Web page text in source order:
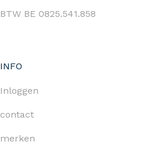
BTW BE 0825.541.858
INFO
Inloggen
contact
merken